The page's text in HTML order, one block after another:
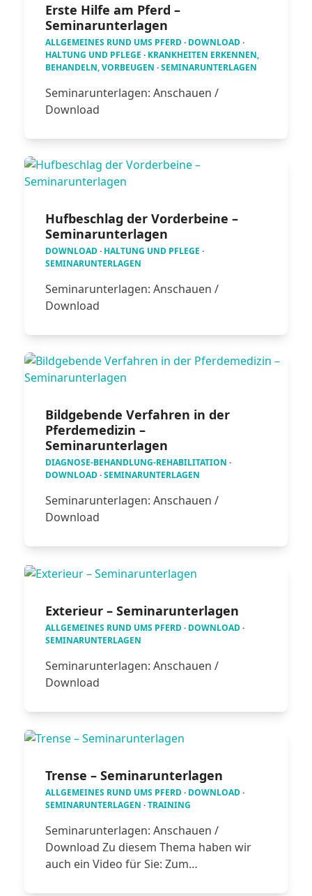
Erste Hilfe am Pferd –
Seminarunterlagen
ALLGEMEINES RUND UMS PFERD· DOWNLOAD·
HALTUNG UND PFLEGE · KRANKHEITEN ERKENNEN,
BEHANDELN, VORBEUGEN ·SEMINARUNTERLAGEN
Seminarunterlagen: Anschauen /
Download
Hufbeschlag der Vorderbeine –
Seminarunterlagen
DOWNLOAD· HALTUNG UND PFLEGE ·
SEMINARUNTERLAGEN
Seminarunterlagen: Anschauen /
Download
Bildgebende Verfahren in der
Pferdemedizin –
Seminarunterlagen
DIAGNOSE-BEHANDLUNG-REHABILITATION ·
DOWNLOAD·SEMINARUNTERLAGEN
Seminarunterlagen: Anschauen /
Download
Exterieur – Seminarunterlagen
ALLGEMEINES RUND UMS PFERD· DOWNLOAD·
SEMINARUNTERLAGEN
Seminarunterlagen: Anschauen /
Download
Trense – Seminarunterlagen
ALLGEMEINES RUND UMS PFERD· DOWNLOAD·
SEMINARUNTERLAGEN ·TRAINING
Seminarunterlagen: Anschauen /
Download Zu diesem Thema haben wir
auch ein Video für Sie: Zum…